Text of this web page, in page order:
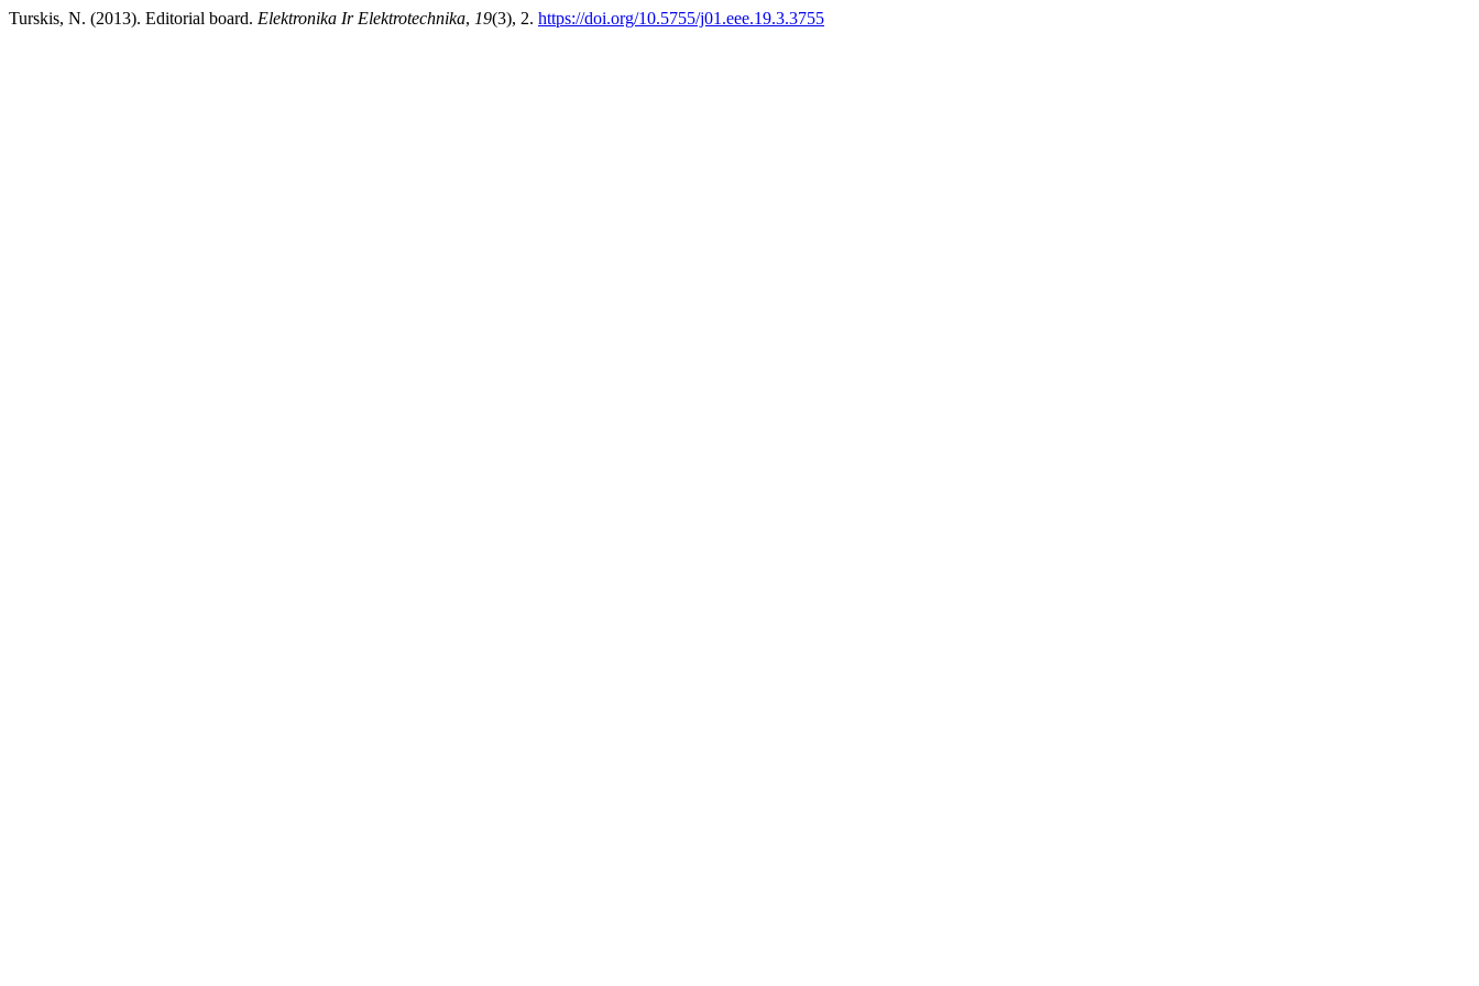
Turskis, N. (2013). Editorial board. Elektronika Ir Elektrotechnika, 19(3), 2. https://doi.org/10.5755/j01.eee.19.3.3755